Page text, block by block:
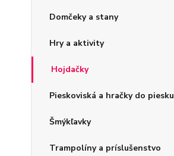
Domčeky a stany
Hry a aktivity
Hojdačky
Pieskoviská a hračky do piesku
Šmýkľavky
Trampolíny a príslušenstvo